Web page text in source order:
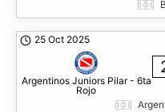
25 Oct 2025
Argentinos Juniors Pilar - 6ta
Rojo